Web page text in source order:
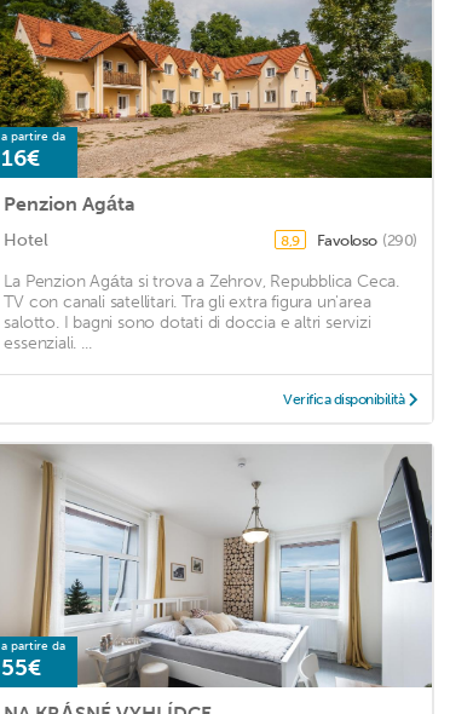
a partire da
16€
Penzion Agáta
Hotel 8,9 Favoloso (290)
La Penzion Agáta si trova a Zehrov, Repubblica Ceca.
TV con canali satellitari. Tra gli extra figura un'area
salotto. I bagni sono dotati di doccia e altri servizi
essenziali. ...
Verifica disponibilità
a partire da
55€